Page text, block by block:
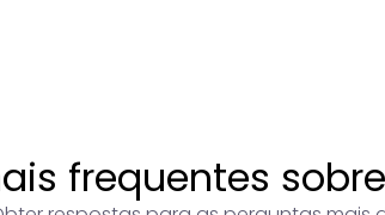
frequentes